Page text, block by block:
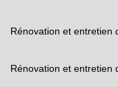
Rénovation et entretien
Rénovation et entretien